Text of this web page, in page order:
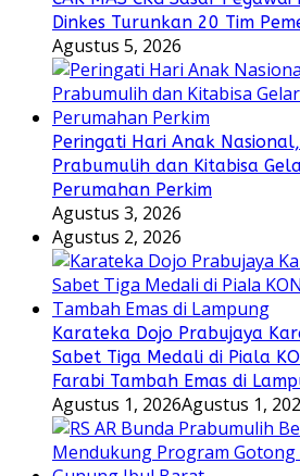
Dinkes Turunkan 20 Tim
Agustus 5, 2026
Peringati Hari Anak
Prabumulih dan Kitabisa
Perumahan Perkim
Agustus 3, 2026
Agustus 2, 2026
Karateka Dojo Prabujaya
Sabet Tiga Medali di Piala
Farabi Tambah Emas di
Agustus 1, 2026Agustus 1,